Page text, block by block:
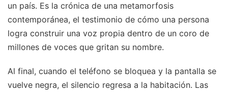
un país. Es la crónica de una metamorfosis
contemporánea, el testimonio de cómo una persona
logra construir una voz propia dentro de un coro de
millones de voces que gritan su nombre.
Al final, cuando el teléfono se bloquea y la pantalla se
vuelve negra, el silencio regresa a la habitación. Las